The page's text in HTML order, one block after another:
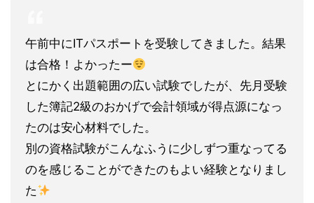
午前中にITパスポートを受験してきました。結果
は合格！よかったー
とにかく出題範囲の広い試験でしたが、先月受験
した簿記2級のおかげで会計領域が得点源になっ
たのは安心材料でした。
別の資格試験がこんなふうに少しずつ重なってる
のを感じることができたのもよい経験となりまし
た